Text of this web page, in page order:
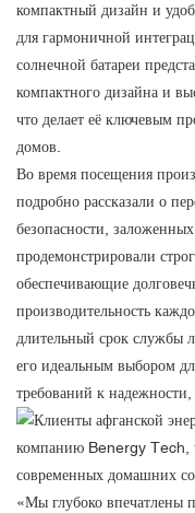
компактный дизайн и
для гармоничной
солнечной батареи
компактного дизайна и
что делает её ключевым
домов.
Во время посещения
подробно рассказали о
безопасности,
продемонстрировали
обеспечивающие
производительность
длительный срок службы
его идеальным выбором
требований к
«Мы глубоко впечатлены